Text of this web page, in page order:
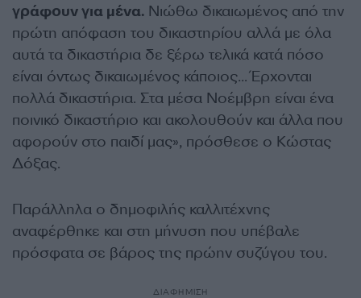
γράφουν για μένα. Νιώθω δικαιωμένος από την
πρώτη απόφαση του δικαστηρίου αλλά με όλα
αυτά τα δικαστήρια δε ξέρω τελικά κατά πόσο
είναι όντως δικαιωμένος κάποιος… Έρχονται
πολλά δικαστήρια. Στα μέσα Νοέμβρη είναι ένα
ποινικό δικαστήριο και ακολουθούν και άλλα που
αφορούν στο παιδί μας», πρόσθεσε ο Κώστας
Δόξας.
Παράλληλα ο δημοφιλής καλλιτέχνης
αναφέρθηκε και στη μήνυση που υπέβαλε
πρόσφατα σε βάρος της πρώην συζύγου του.
ΔΙΑΦΗΜΙΣΗ